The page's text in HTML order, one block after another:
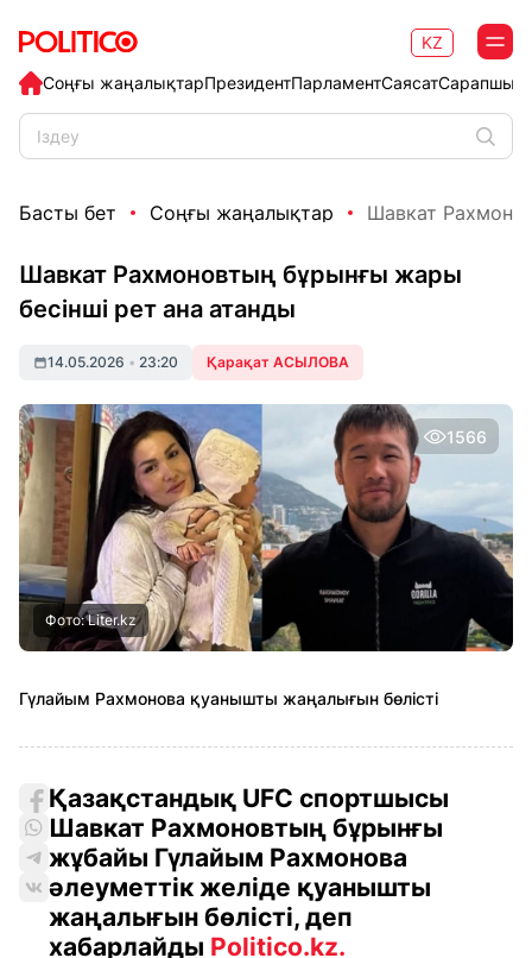
Соңғы жаңалықтарПрезидентПарламентСаясат
KZ
Басты бет Соңғы жаңалықтар Шавкат
Шавкат Рахмоновтың бұрынғы жары
бесінші рет ана атанды
14.05.2026 • 23:20 Қарақат АСЫЛОВА
1566
Фото: Liter.kz
Гүлайым Рахмонова қуанышты жаңалығын бөлісті
Қазақстандық UFC спортшысы
Шавкат Рахмоновтың бұрынғы
жұбайы Гүлайым Рахмонова
әлеуметтік желіде қуанышты
жаңалығын бөлісті, деп
хабарлайды Politico.kz.